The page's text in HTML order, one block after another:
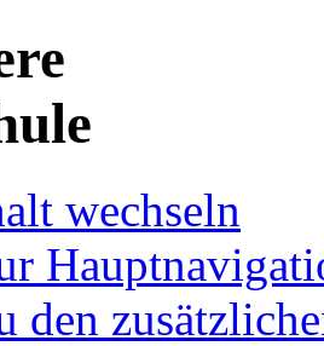
wechseln
den